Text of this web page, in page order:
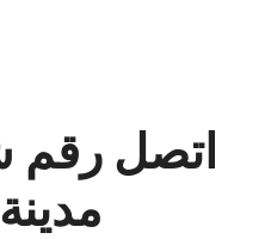
اتصل رقم